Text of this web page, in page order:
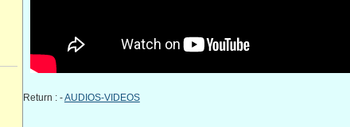
Return : -AUDIOS-VIDEOS